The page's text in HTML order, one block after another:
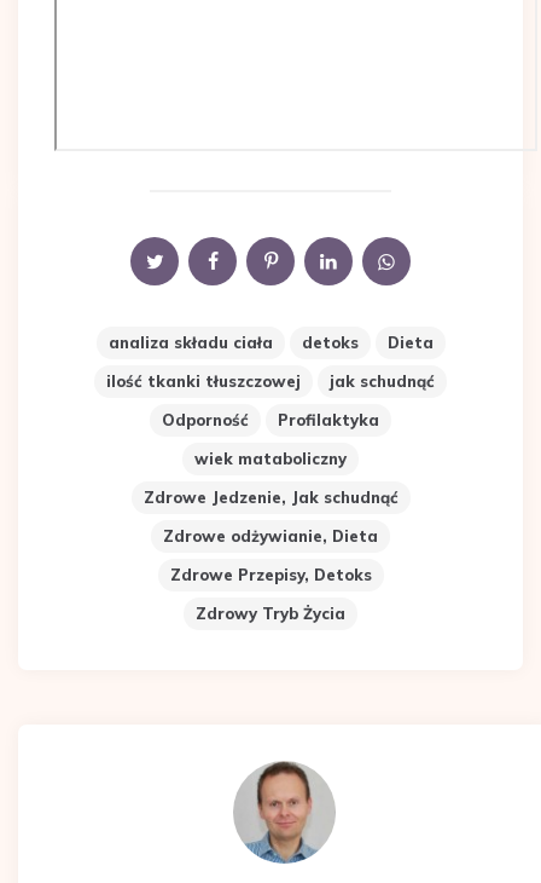
analiza składu ciała detoks
Dieta
ilość tkanki tłuszczowej
jak schudnąć
Odporność
Profilaktyka
wiek mataboliczny
Zdrowe Jedzenie, Jak schudnąć
Zdrowe odżywianie, Dieta
Zdrowe Przepisy, Detoks
Zdrowy Tryb Życia